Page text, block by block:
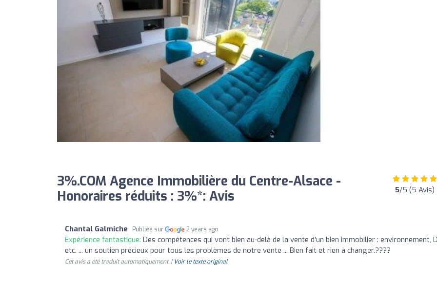
3%.COM Agence Immobilière du Centre-Alsace -
Honoraires réduits : 3%*: Avis
5/5 (5 Avis)
Chantal Galmiche Publiée sur 2 years ago
Expérience fantastique: Des compétences qui vont bien au-delà de la vente d'un bien immobilier : environnement,
etc. ... un soutien précieux pour tous les problèmes de notre vente ... Bien fait et rien à changer.????
Cet avis a été traduit automatiquement. | Voir le texte original